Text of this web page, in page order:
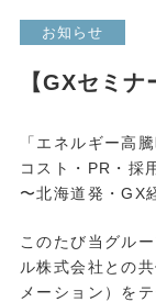
お知らせ
【GXセミナ
「エネルギー高
コスト・ PR ・採
〜北海道発・GX
このたび当グル
ル株式会社との
メーション）を